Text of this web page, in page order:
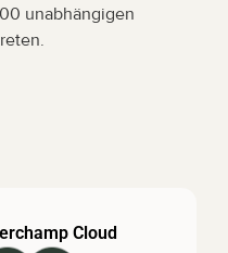
unabhängigen
Cloud